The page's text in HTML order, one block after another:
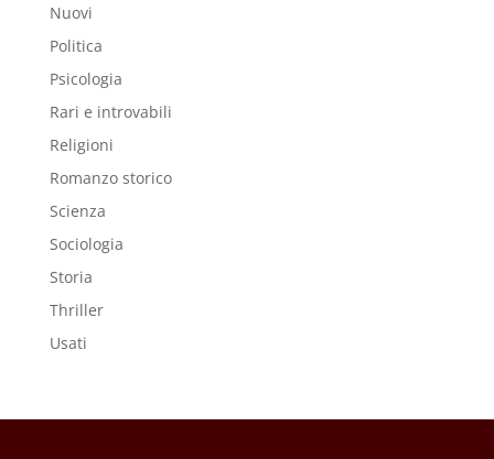
Nuovi
Politica
Psicologia
Rari e introvabili
Religioni
Romanzo storico
Scienza
Sociologia
Storia
Thriller
Usati